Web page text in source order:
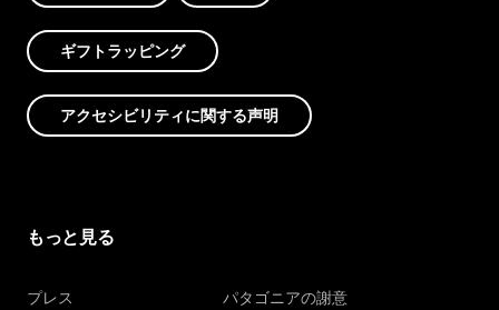
ギフトラッピング
アクセシビリティに関する声明
もっと見る
プレス パタゴニアの謝意